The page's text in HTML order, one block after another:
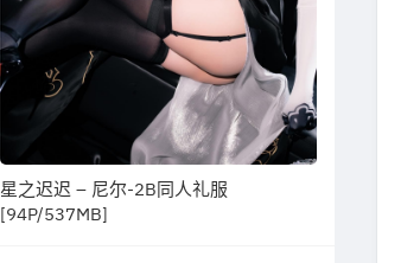
星之迟迟 – 尼尔-2B同人礼服
[94P/537MB]